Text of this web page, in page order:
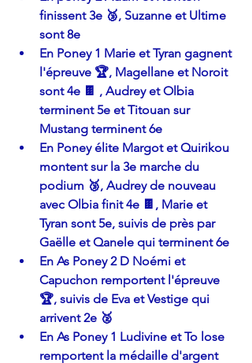
finissent 3e 🥉, Suzanne et Ultime
sont 8e
En Poney 1 Marie et Tyran gagnent
l'épreuve 🏆, Magellane et Noroit
sont 4e 🍫 , Audrey et Olbia
terminent 5e et Titouan sur
Mustang terminent 6e
En Poney élite Margot et Quirikou
montent sur la 3e marche du
podium 🥉, Audrey de nouveau
avec Olbia finit 4e 🍫, Marie et
Tyran sont 5e, suivis de près par
Gaëlle et Qanele qui terminent 6e
En As Poney 2 D Noémi et
Capuchon remportent l'épreuve
🏆, suivis de Eva et Vestige qui
arrivent 2e 🥈
En As Poney 1 Ludivine et To lose
remportent la médaille d'argent